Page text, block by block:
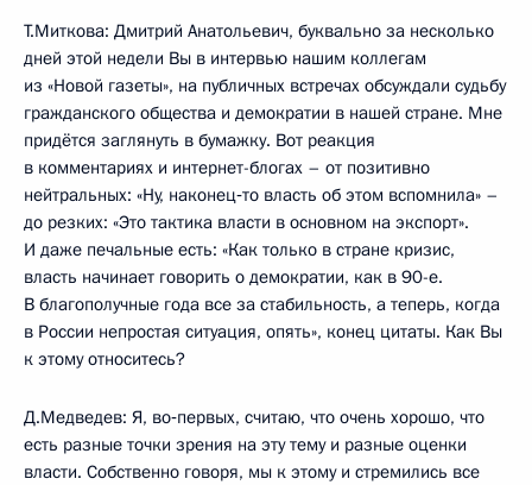
Т.Миткова: Дмитрий Анатольевич, буквально за несколько
дней этой недели Вы в интервью нашим коллегам
из «Новой газеты», на публичных встречах обсуждали судьбу
гражданского общества и демократии в нашей стране. Мне
придётся заглянуть в бумажку. Вот реакция
в комментариях и интернет-блогах – от позитивно
нейтральных: «Ну, наконец‑то власть об этом вспомнила» –
до резких: «Это тактика власти в основном на экспорт».
И даже печальные есть: «Как только в стране кризис,
власть начинает говорить о демократии, как в 90-е.
В благополучные года все за стабильность, а теперь, когда
в России непростая ситуация, опять», конец цитаты. Как Вы
к этому относитесь?
Д.Медведев: Я, во‑первых, считаю, что очень хорошо, что
есть разные точки зрения на эту тему и разные оценки
власти. Собственно говоря, мы к этому и стремились все